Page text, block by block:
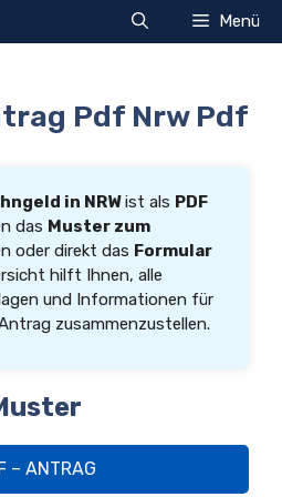
Menü
Pdf Nrw Pdf
in NRWist als PDF
das Muster zum
oder direkt das Formular
hilft Ihnen, alle
und Informationen für
zusammenzustellen.
– ANTRAG